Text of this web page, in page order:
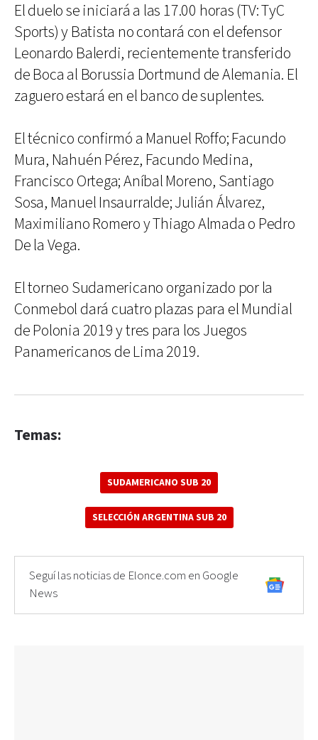
El duelo se iniciará a las 17.00 horas (TV: TyC
Sports) y Batista no contará con el defensor
Leonardo Balerdi, recientemente transferido
de Boca al Borussia Dortmund de Alemania. El
zaguero estará en el banco de suplentes.
El técnico confirmó a Manuel Roffo; Facundo
Mura, Nahuén Pérez, Facundo Medina,
Francisco Ortega; Aníbal Moreno, Santiago
Sosa, Manuel Insaurralde; Julián Álvarez,
Maximiliano Romero y Thiago Almada o Pedro
De la Vega.
El torneo Sudamericano organizado por la
Conmebol dará cuatro plazas para el Mundial
de Polonia 2019 y tres para los Juegos
Panamericanos de Lima 2019.
Temas:
SUDAMERICANO SUB 20
SELECCIÓN ARGENTINA SUB 20
Seguí las noticias de Elonce.com en Google
News